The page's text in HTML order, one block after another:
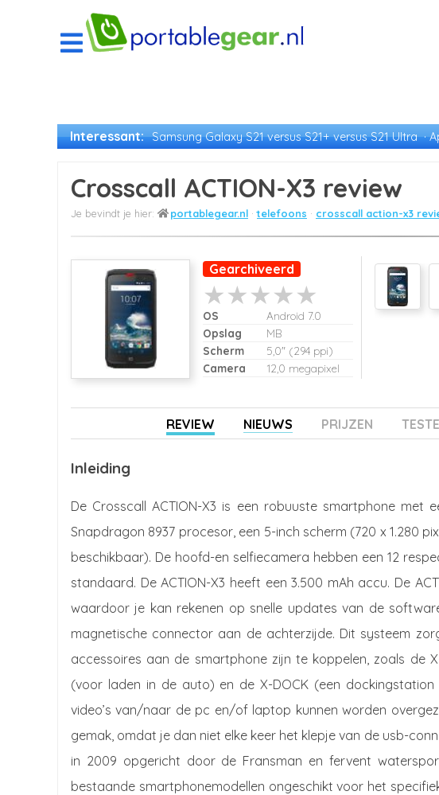
Interessant: Samsung Galaxy S21 versus S21+ versus S21 Ultra
Crosscall ACTION-X3 review
portablegear.nl telefoons crosscall action-x3
Gearchiveerd
OS
Android 7.0
Opslag
MB
Scherm
5,0" (294 ppi)
Camera
12,0 megapixel
REVIEW NIEUWS PRIJZEN
Inleiding
De Crosscall ACTION-X3 is een robuuste smartphone
Snapdragon 8937 procesor, een 5-inch scherm (720 x 1.280
beschikbaar). De hoofd-en selfiecamera hebben een 12
standaard. De ACTION-X3 heeft een 3.500 mAh accu. De
waardoor je kan rekenen op snelle updates van de
magnetische connector aan de achterzijde. Dit systeem
accessoires aan de smartphone zijn te koppelen, zoals de
(voor laden in de auto) en de X-DOCK (een
video’s van/naar de pc en/of laptop kunnen worden
gemak, omdat je dan niet elke keer het klepje van de usb-
in 2009 opgericht door de Fransman en fervent
bestaande smartphonemodellen ongeschikt voor het